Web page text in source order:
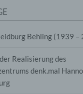
Behling (1939 –
Realisierung des
denk.mal
jede Art der
Daten
zu bewerten,
um Aspekte
wirtschaftlicher
persönlicher